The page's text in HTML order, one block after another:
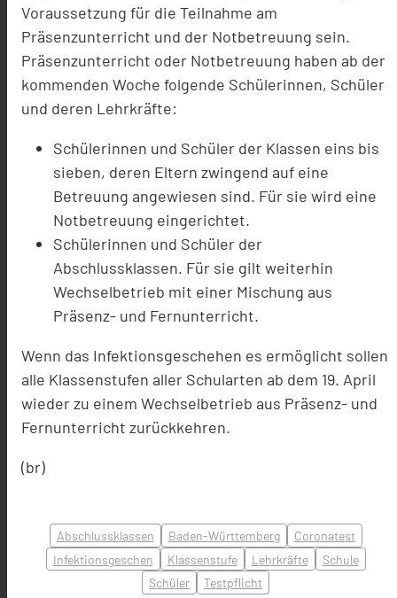
Voraussetzung für die Teilnahme am
Präsenzunterricht und der Notbetreuung sein.
Präsenzunterricht oder Notbetreuung haben ab der
kommenden Woche folgende Schülerinnen, Schüler
und deren Lehrkräfte:
Schülerinnen und Schüler der Klassen eins bis
sieben, deren Eltern zwingend auf eine
Betreuung angewiesen sind. Für sie wird eine
Notbetreuung eingerichtet.
Schülerinnen und Schüler der
Abschlussklassen. Für sie gilt weiterhin
Wechselbetrieb mit einer Mischung aus
Präsenz- und Fernunterricht.
Wenn das Infektionsgeschehen es ermöglicht sollen
alle Klassenstufen aller Schularten ab dem 19. April
wieder zu einem Wechselbetrieb aus Präsenz- und
Fernunterricht zurückkehren.
(br)
Abschlussklassen Baden-Württemberg
Coronatest
Infektionsgeschen
Klassenstufe Lehrkräfte
Schule
Schüler
Testpflicht